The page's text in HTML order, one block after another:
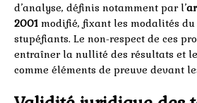
d’analyse, définis notamment par l’
2001 modifié, fixant les modalités du
stupéfiants. Le non-respect de ces
entraîner la nullité des résultats et
comme éléments de preuve devant